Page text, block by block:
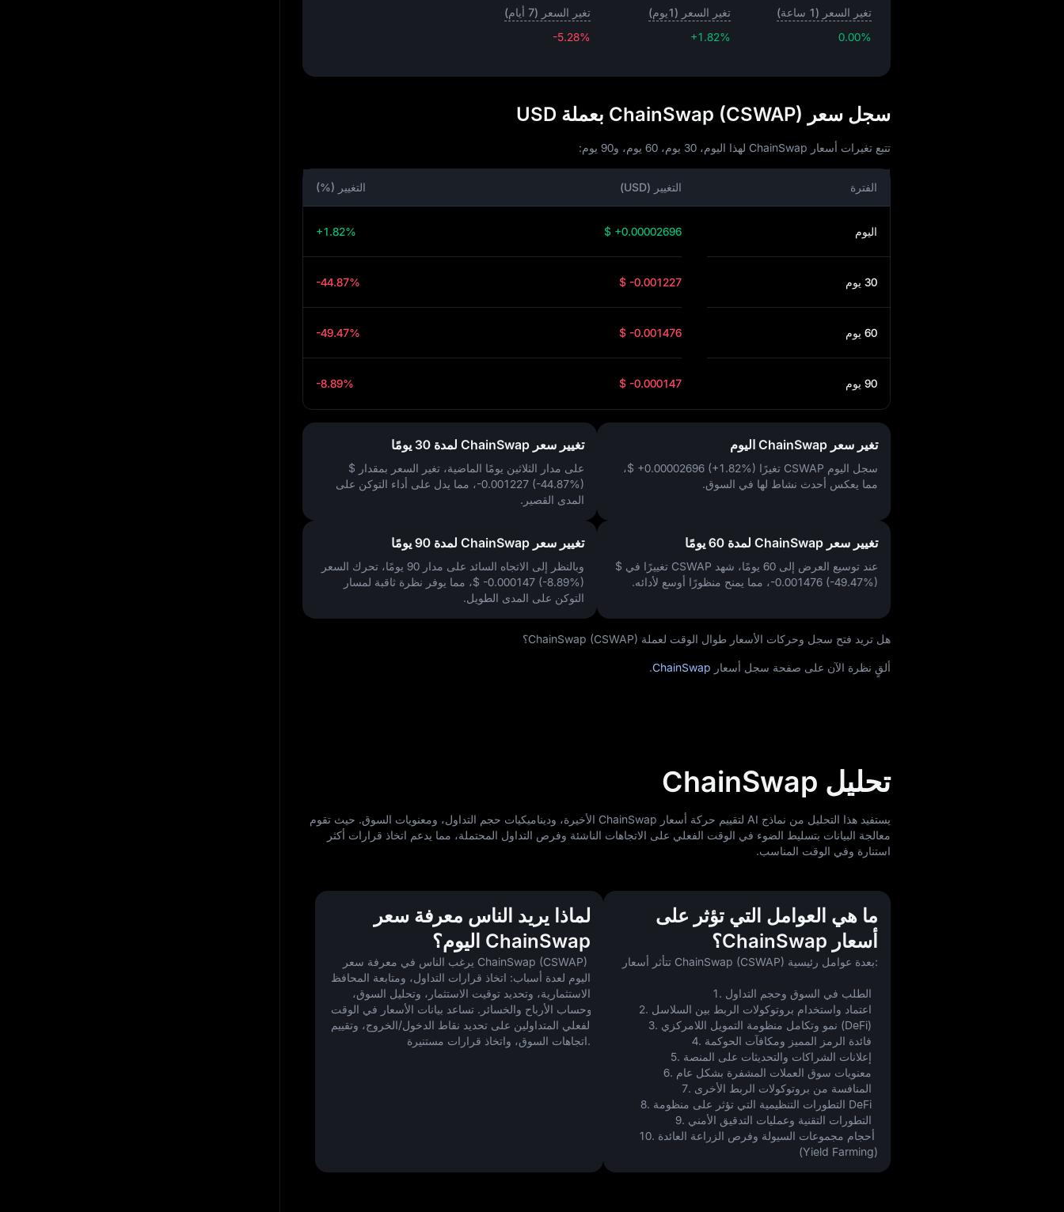
تغير السعر (1 ساعة)
0.00%
تغير السعر (1يوم)
+1.82%
تغير السعر (7 أيام)
-5.28%
سجل سعر ChainSwap (CSWAP) بعملة USD
تتبع تغيرات أسعار ChainSwap لهذا اليوم، 30 يوم، 60 يوم، و90 يوم:
الفترة التغيير (USD) التغيير (%)
اليوم $ +0.00002696
+1.82%
30 يوم $ -0.001227
-44.87%
60 يوم $ -0.001476
-49.47%
90 يوم $ -0.000147
-8.89%
تغير سعر ChainSwap اليوم
سجل اليوم CSWAP تغيرًا $ +0.00002696 (+1.82%)،
مما يعكس أحدث نشاط لها في السوق.
تغيير سعر ChainSwap لمدة 30 يومًا
على مدار الثلاثين يومًا الماضية، تغير السعر بمقدار $
-0.001227 (-44.87%)، مما يدل على أداء التوكن على
المدى القصير.
تغيير سعر ChainSwap لمدة 60 يومًا
عند توسيع العرض إلى 60 يومًا، شهد CSWAP تغييرًا في
$
-0.001476 (-49.47%)، مما يمنح منظورًا أوسع لأدائه.
تغيير سعر ChainSwap لمدة 90 يومًا
وبالنظر إلى الاتجاه السائد على مدار 90 يومًا، تحرك السعر
$ -0.000147 (-8.89%)، مما يوفر نظرة ثاقبة لمسار
التوكن على المدى الطويل.
هل تريد فتح سجل وحركات الأسعار طوال الوقت لعملة ChainSwap (CSWAP)؟
ألقٍ نظرة الآن على صفحة سجل أسعار ChainSwap
.
تحليل ChainSwap
يستفيد هذا التحليل من نماذج AI لتقييم حركة أسعار ChainSwap الأخيرة، وديناميكيات حجم التداول، ومعنويات السوق. حيث تقوم
معالجة البيانات بتسليط الضوء في الوقت الفعلي على الاتجاهات الناشئة وفرص التداول المحتملة، مما يدعم اتخاذ قرارات أكثر
استنارة وفي الوقت المناسب.
ما هي العوامل التي تؤثر على
أسعار ChainSwap؟
تتأثر أسعار ChainSwap (CSWAP) بعدة عوامل رئيسية:
3. نمو وتكامل منظومة التمويل اللامركزي (DeFi)
8. التطورات التنظيمية التي تؤثر على منظومة DeFi
10. أحجام مجموعات السيولة وفرص الزراعة العائدة
(Yield Farming)
لماذا يريد الناس معرفة سعر
ChainSwap اليوم؟
يرغب الناس في معرفة سعر ChainSwap (CSWAP)
اتجاهات السوق، واتخاذ قرارات مستنيرة.